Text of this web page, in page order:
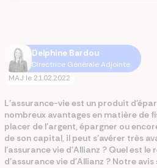
Delphine Bardou
Directrice Générale Adjointe
MAJ le 21.02.2022
L’assurance-vie est un produit
nombreux avantages en matière de
placer de l’argent, épargner ou
de son capital, il peut s’avérer très
l'assurance vie d'Allianz ? Quel est
d'assurance vie d'Allianz ? Notre